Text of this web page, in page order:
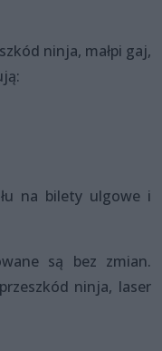
ninja, małpi gaj,
na bilety ulgowe i
są bez zmian.
ninja, laser